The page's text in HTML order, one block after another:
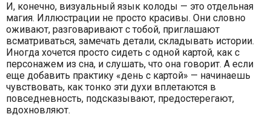
И, конечно, визуальный язык колоды — это отдельная
магия. Иллюстрации не просто красивы. Они словно
оживают, разговаривают с тобой, приглашают
всматриваться, замечать детали, складывать истории.
Иногда хочется просто сидеть с одной картой, как с
персонажем из сна, и слушать, что она говорит. А если
еще добавить практику «день с картой» — начинаешь
чувствовать, как тонко эти духи вплетаются в
повседневность, подсказывают, предостерегают,
вдохновляют.